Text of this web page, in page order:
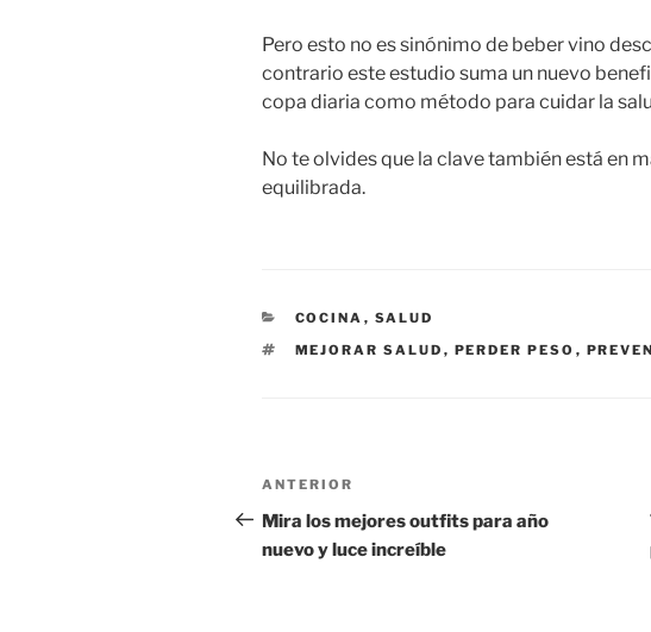
Pero esto no es sinónimo de beber vino
contrario este estudio suma un nuevo
copa diaria como método para cuidar la
No te olvides que la clave también está en
equilibrada.
CATEGORÍAS
COCINA , SALUD
ETIQUETAS
MEJORAR SALUD , PERDER PESO ,
Navegación
de
entradas
Entrada
anterior:
ANTERIOR
Mira los mejores outfits para año
nuevo y luce increíble